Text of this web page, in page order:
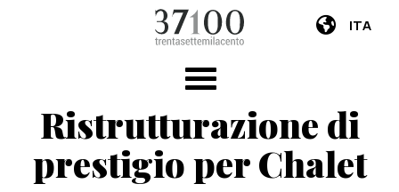
ITA
Ristrutturazione di
prestigio per Chalet